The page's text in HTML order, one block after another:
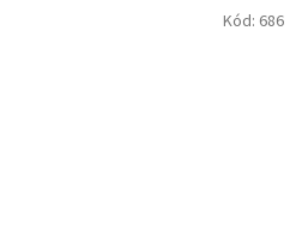
Kód: 686